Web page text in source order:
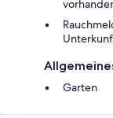
Garten